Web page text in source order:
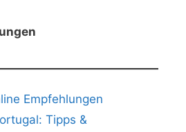
Empfehlungen
Tipps &